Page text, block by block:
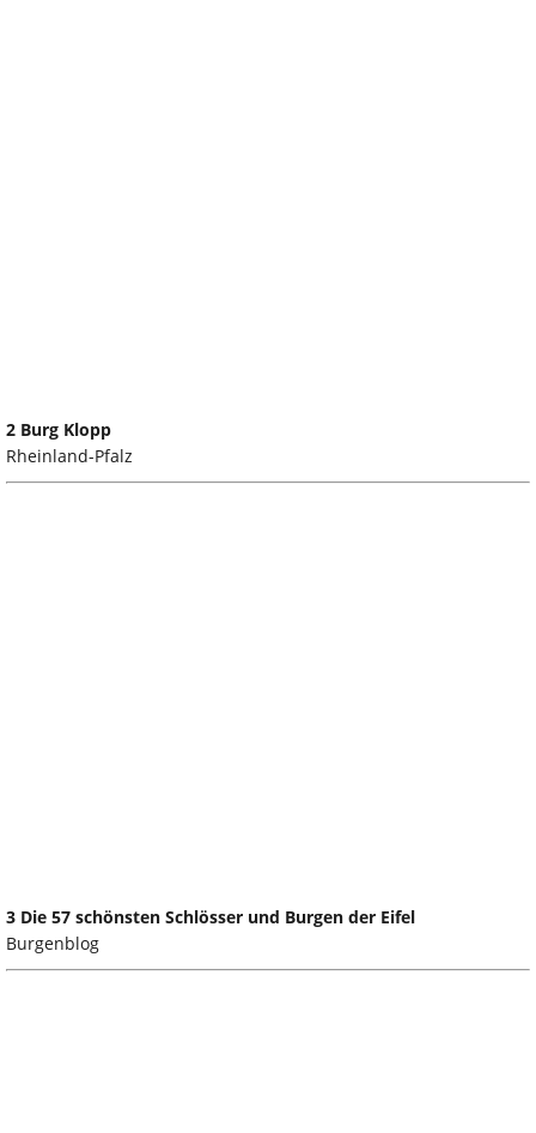
2 Burg Klopp
Rheinland-Pfalz
3 Die 57 schönsten Schlösser und Burgen der Eifel
Burgenblog